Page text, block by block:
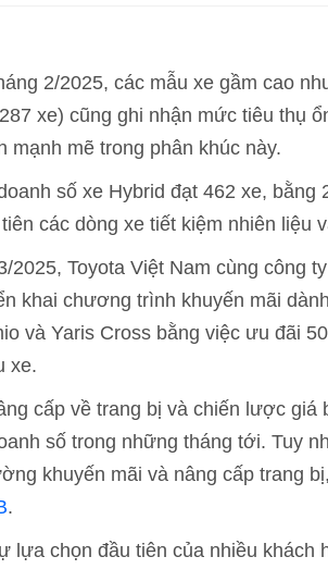
2/2025, các mẫu xe gầm cao
xe) cũng ghi nhận mức tiêu thụ
mạnh mẽ trong phân khúc này.
số xe Hybrid đạt 462 xe,
các dòng xe tiết kiệm nhiên liệu
2025, Toyota Việt Nam cùng công ty
khai chương trình khuyến mãi
và Yaris Cross bằng việc ưu đãi
xe.
cấp về trang bị và chiến lược giá
số trong những tháng tới. Tuy
khuyến mãi và nâng cấp trang
.
lựa chọn đầu tiên của nhiều khách